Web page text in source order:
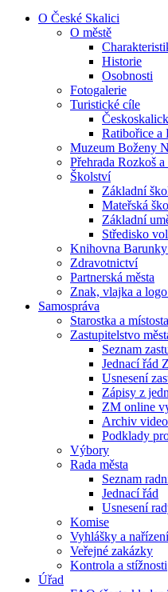
O České Skalici
O městě
Historie
Osobnosti
Fotogalerie
Turistické cíle
Ratibořice a
Muzeum Boženy
Přehrada Rozkoš
Školství
Základní
Mateřská
Základní
Středisko
Knihovna
Zdravotnictví
Partnerská města
Znak, vlajka a logo
Samospráva
Starostka a
Zastupitelstvo
Seznam
Jednací řád
Usnesení
Zápisy z
ZM online
Archiv
Podklady
Výbory
Rada města
Seznam
Jednací řád
Usnesení
Komise
Vyhlášky a nařízení
Veřejné zakázky
Kontrola a stížnosti
Úřad